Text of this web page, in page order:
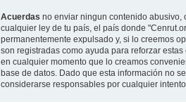
Acuerdas no enviar ningun contenido abusivo,
cualquier ley de tu país, el país donde
permanentemente expulsado y, si lo creemos
son registradas como ayuda para reforzar
en cualquier momento que lo creamos
base de datos. Dado que esta información no
considerarse responsables por cualquier